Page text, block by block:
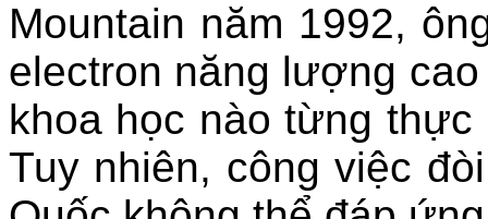
Mountain năm 1992,
electron năng lượng
khoa học nào từng
Tuy nhiên, công việc